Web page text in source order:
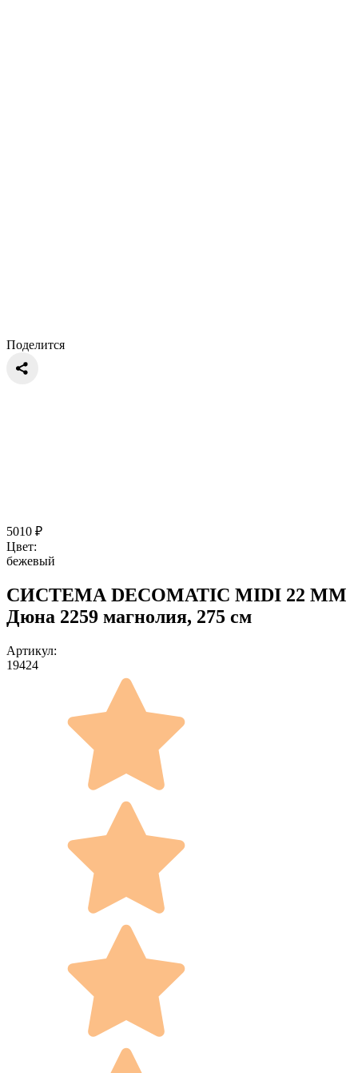
Поделится
5010 ₽
Цвет:
бежевый
СИСТЕМА DECOMATIC MIDI 22 ММ
Дюна 2259 магнолия, 275 см
Артикул:
19424